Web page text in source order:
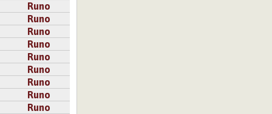
Runo
Runo
Runo
Runo
Runo
Runo
Runo
Runo
Runo